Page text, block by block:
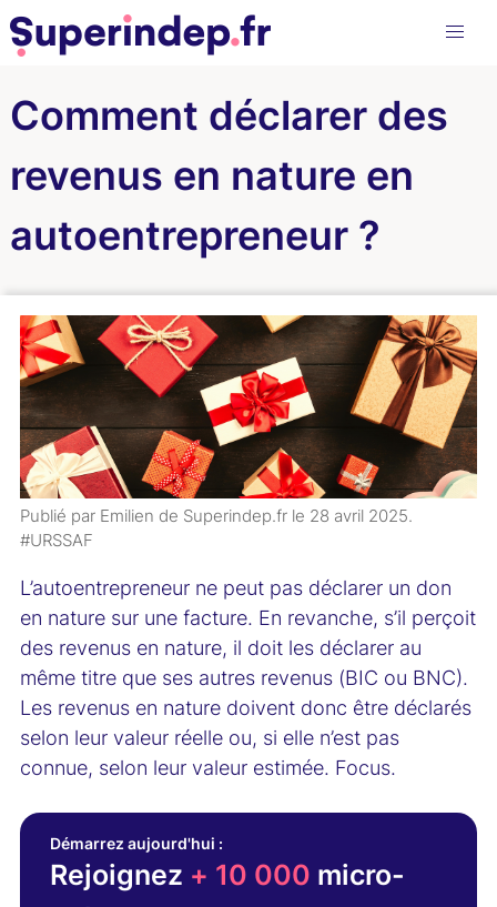
Comment déclarer des
revenus en nature en
autoentrepreneur ?
Publié par Emilien de Superindep.fr le 28 avril 2025.
#URSSAF
L’autoentrepreneur ne peut pas déclarer un don
en nature sur une facture. En revanche, s’il perçoit
des revenus en nature, il doit les déclarer au
même titre que ses autres revenus (BIC ou BNC).
Les revenus en nature doivent donc être déclarés
selon leur valeur réelle ou, si elle n’est pas
connue, selon leur valeur estimée. Focus.
Démarrez aujourd'hui :
Rejoignez + 10 000 micro-